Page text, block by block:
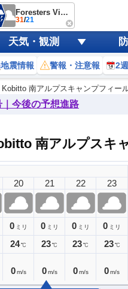
Foresters Village Kobitto 南アルプスキャンプフィールド
31/21
天気・観測
地震情報 警報・注意報 2
南アルプスキャンプフィー
今後の予想進路
南アルプスキ
20
0 ミリ
24℃
0 m/s
21
0 ミリ
23℃
0 m/s
22
0 ミリ
23℃
0 m/s
23
0 ミリ
23 ℃
0m/s